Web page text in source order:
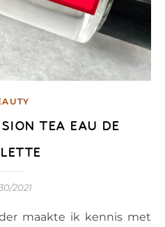
TEA EAU DE
2021